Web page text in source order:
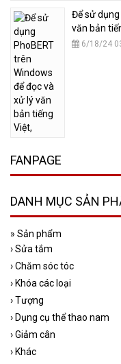
​Để sử dụng
văn bản
6/18/24
FANPAGE
DANH MỤC SẢN
» Sản phẩm
›Sửa tắm
›Chăm sóc tóc
› Khóa các loại
›Tượng
› Dụng cụ thể thao nam
›Giảm cân
› Khác